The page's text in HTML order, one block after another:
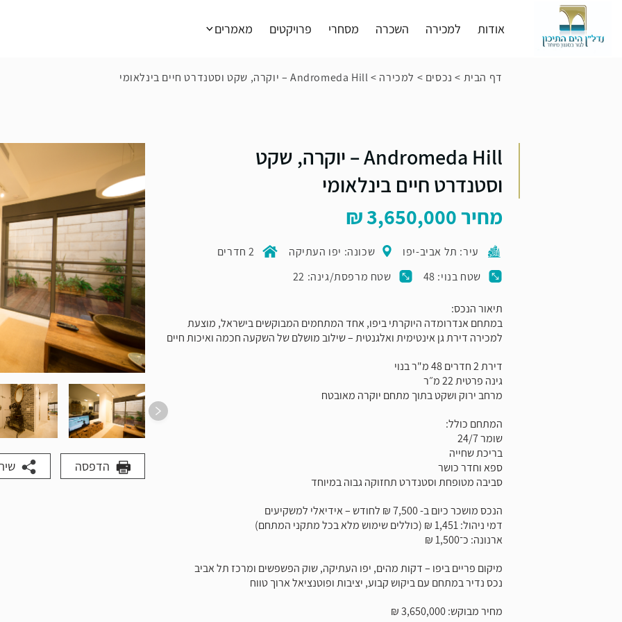
אודות למכירה השכרה מסחרי פרויקטים מאמרים
דף הבית > נכסים > למכירה >Andromeda Hill – יוקרה, שקט וסטנדרט חיים בינלאומי
Andromeda Hill – יוקרה, שקט
וסטנדרט חיים בינלאומי
מחיר3,650,000
עיר: תל אביב-יפו שכונה: יפו העתיקה
2 חדרים
שטח בנוי: 48
שטח מרפסת/גינה: 22
תיאור הנכס:
במתחם אנדרומדה היוקרתי ביפו, אחד המתחמים המבוקשים בישראל, מוצעת
למכירה דירת גן אינטימית ואלגנטית – שילוב מושלם של השקעה חכמה ואיכות חיים
דירת 2 חדרים 48 מ"ר בנוי
גינה פרטית 22 מ״ר
מרחב ירוק ושקט בתוך מתחם יוקרה מאובטח
המתחם כולל:
שומר 24/7
בריכת שחייה
ספא וחדר כושר
סביבה מטופחת וסטנדרט תחזוקה גבוה במיוחד
הנכס מושכר כיום ב- 7,500 ₪ לחודש – אידיאלי למשקיעים
דמי ניהול: 1,451 ₪ (כוללים שימוש מלא בכל מתקני המתחם)
ארנונה: כ־1,500 ₪
מיקום פריים ביפו – דקות מהים, יפו העתיקה, שוק הפשפשים ומרכז תל אביב
נכס נדיר במתחם עם ביקוש קבוע, יציבות ופוטנציאל ארוך טווח
מחיר מבוקש: 3,650,000 ₪
הדפסה